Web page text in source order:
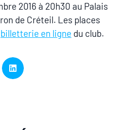
2016 à 20h30 au Palais
de Créteil. Les places
billetterie en ligne du club.